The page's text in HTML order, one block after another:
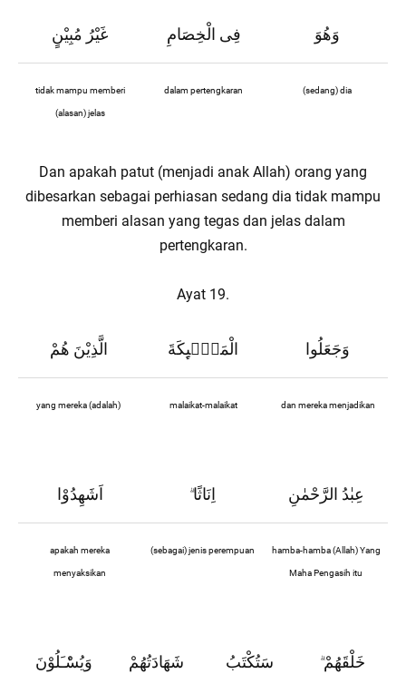
غَيْرُ مُبِيْنٍ فِى الْخِصَامِ وَهُوَ
tidak mampu memberi
(alasan) jelas
dalam pertengkaran (sedang) dia
Dan apakah patut (menjadi anak Allah) orang yang
dibesarkan sebagai perhiasan sedang dia tidak mampu
memberi alasan yang tegas dan jelas dalam
pertengkaran.
Ayat 19.
الَّذِيْنَ هُمْ الْمَلٰۤىِٕكَةَ وَجَعَلُوا
yang mereka (adalah) malaikat-malaikat dan mereka menjadikan
اَشَهِدُوْا ۗاِنَاثًا عِبٰدُ الرَّحْمٰنِ
apakah mereka
menyaksikan
(sebagai) jenis perempuan hamba-hamba (Allah) Yang
Maha Pengasih itu
وَيُسْٔـَلُوْنَ شَهَادَتُهُمْ سَتُكْتَبُ ۗخَلْقَهُمْ